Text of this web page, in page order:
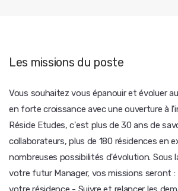
Les missions du poste
Vous souhaitez vous épanouir et évoluer
en forte croissance avec une ouverture à
Réside Etudes, c'est plus de 30 ans de
collaborateurs, plus de 180 résidences en
nombreuses possibilités d'évolution. Sous
votre futur Manager, vos missions seront :